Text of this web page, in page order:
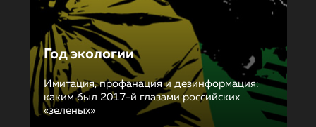
Год экологии
Имитация, профанация и дезинформация:
каким был 2017-й глазами российских
«зеленых»